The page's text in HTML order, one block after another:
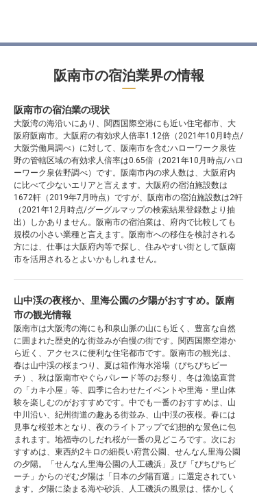
阪南市の宿泊業界の情報
阪南市の宿泊業の現状
大阪湾の海沿いにあり、関西国際空港にも近い住宅都市、大
阪府阪南市。大阪府の有効求人倍率1.12倍（2021年10月時点/
大阪労働局調べ）に対して、阪南市を含むハローワーク泉佐
野の管轄区域の有効求人倍率は0.65倍（2021年10月時点/ハロ
ーワーク泉佐野調べ）です。阪南市内の求人数は、大阪府内
に比べて少ないエリアと言えます。大阪府の宿泊施設数は
1672軒（2019年7月時点）ですが、阪南市の宿泊施設数は2軒
（2021年12月時点/グーグルマップの検索結果登録数より抽
出）しかありません。阪南市の宿泊業は、府内で比較しても
規模の小さい業種と言えます。阪南市への移住を検討される
方には、仕事は大阪府内等で探し、住みやすい街として阪南
市を活用されるとよいかもしれません。
山中渓の夜桜か、里海公園の夕陽がおすすめ。阪南
市の観光情報
阪南市は大阪湾の海にも和泉山脈の山にも近く、豊富な自然
に囲まれた歴史的な街並みが自慢の街です。関西国際空港か
ら近く、アクセスに便利な住宅都市です。阪南市の観光は、
春は山中渓の桜まつり、夏は箱作海水浴場（ぴちぴちビー
チ）、秋は阪南市やぐらパレード等のお祭り、冬は漁協直営
の「カキ小屋」等、四季に合わせたイベントや里海・里山体
験を楽しむのがおすすめです。中でも一番のおすすめは、山
中川沿い、紀州街道の趣ある街並み、山中渓の夜桜。春には
見事な桜並木となり、夜のライトアップで幻想的な景色に包
まれます。地福寺のしだれ桜が一番の見どころです。次にお
すすめは、東西約2キロの細長い府営公園、せんなん里海公園
の夕陽。「せんなん里海公園の人工磯浜」及び「ぴちぴちビ
ーチ」からのぞむ夕陽は「日本の夕陽百選」に選定されてい
ます。夕陽に染まる海や砂浜、人工磯浜の風景は、懐かしく